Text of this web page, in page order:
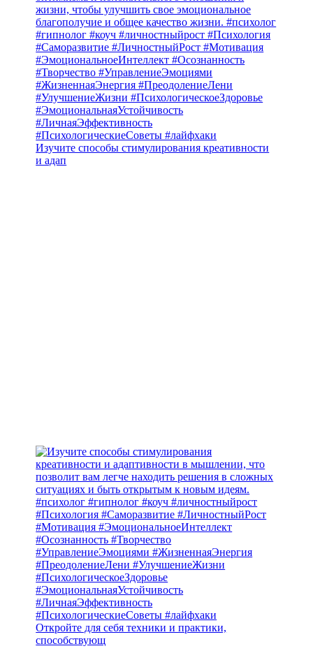
Изучите способы стимулирования креативности
и адап
Откройте для себя техники и практики,
способствующ